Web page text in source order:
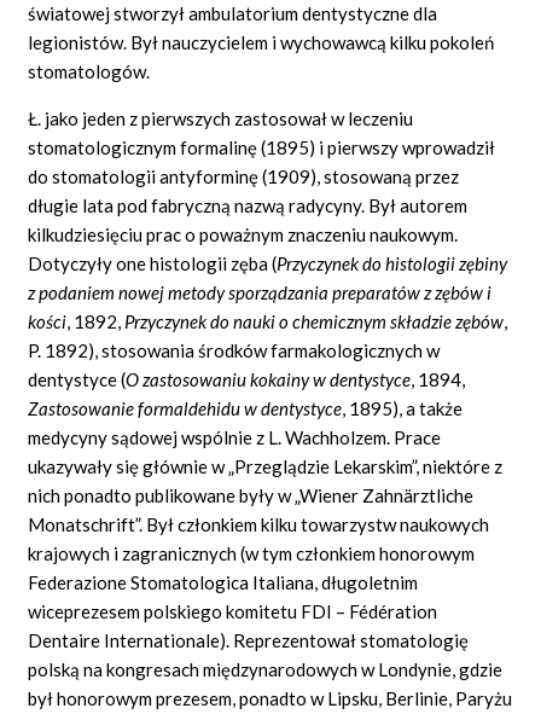
światowej stworzył ambulatorium dentystyczne dla
legionistów. Był nauczycielem i wychowawcą kilku pokoleń
stomatologów.
Ł. jako jeden z pierwszych zastosował w leczeniu
stomatologicznym formalinę (1895) i pierwszy wprowadził
do stomatologii antyforminę (1909), stosowaną przez
długie lata pod fabryczną nazwą radycyny. Był autorem
kilkudziesięciu prac o poważnym znaczeniu naukowym.
Dotyczyły one histologii zęba (Przyczynek do histologii zębiny
z podaniem nowej metody sporządzania preparatów z zębów i
kości, 1892, Przyczynek do nauki o chemicznym składzie zębów,
P. 1892), stosowania środków farmakologicznych w
dentystyce (O zastosowaniu kokainy w dentystyce, 1894,
Zastosowanie formaldehidu w dentystyce, 1895), a także
medycyny sądowej wspólnie z L. Wachholzem. Prace
ukazywały się głównie w „Przeglądzie Lekarskim”, niektóre z
nich ponadto publikowane były w „Wiener Zahnärztliche
Monatschrift”. Był członkiem kilku towarzystw naukowych
krajowych i zagranicznych (w tym członkiem honorowym
Federazione Stomatologica Italiana, długoletnim
wiceprezesem polskiego komitetu FDI – Fédération
Dentaire Internationale). Reprezentował stomatologię
polską na kongresach międzynarodowych w Londynie, gdzie
był honorowym prezesem, ponadto w Lipsku, Berlinie, Paryżu